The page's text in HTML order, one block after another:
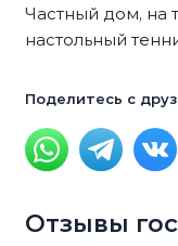
Частный дом, на
настольный
Поделитесь с
Отзывы